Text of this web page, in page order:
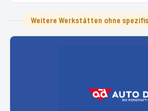
Weitere Werkstätten ohne